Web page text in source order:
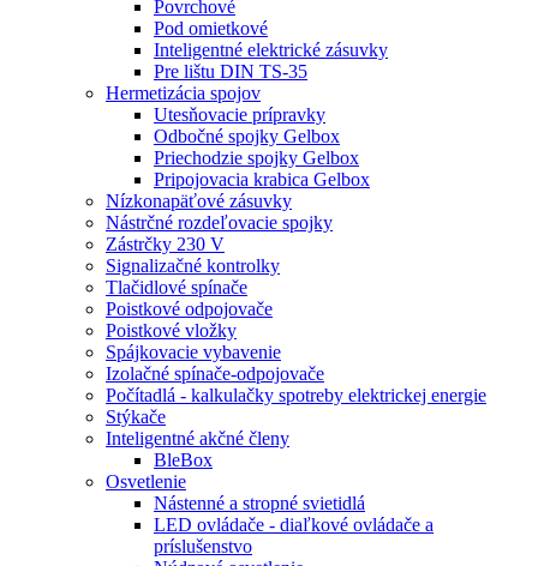
Povrchové
Pod omietkové
Inteligentné elektrické zásuvky
Pre lištu DIN TS-35
Hermetizácia spojov
Utesňovacie prípravky
Odbočné spojky Gelbox
Priechodzie spojky Gelbox
Pripojovacia krabica Gelbox
Nízkonapäťové zásuvky
Nástrčné rozdeľovacie spojky
Zástrčky 230 V
Signalizačné kontrolky
Tlačidlové spínače
Poistkové odpojovače
Poistkové vložky
Spájkovacie vybavenie
Izolačné spínače-odpojovače
Počítadlá - kalkulačky spotreby elektrickej energie
Stýkače
Inteligentné akčné členy
BleBox
Osvetlenie
Nástenné a stropné svietidlá
LED ovládače - diaľkové ovládače a
príslušenstvo